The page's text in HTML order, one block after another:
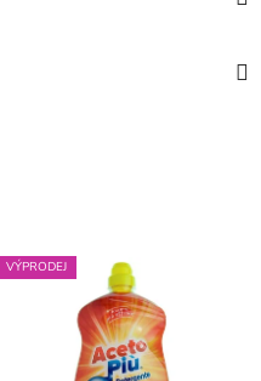
VÝPRODEJ